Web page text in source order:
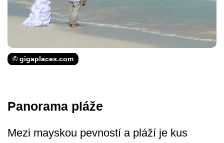
© gigaplaces.com
Panorama pláže
Mezi mayskou pevností a pláží je kus